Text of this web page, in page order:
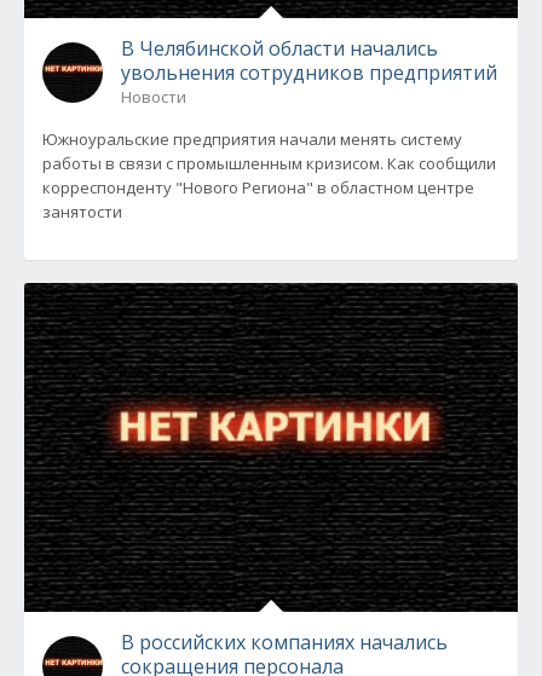
В Челябинской области начались
увольнения сотрудников предприятий
Новости
Южноуральские предприятия начали менять систему
работы в связи с промышленным кризисом. Как сообщили
корреспонденту "Нового Региона" в областном центре
занятости
В российских компаниях начались
сокращения персонала